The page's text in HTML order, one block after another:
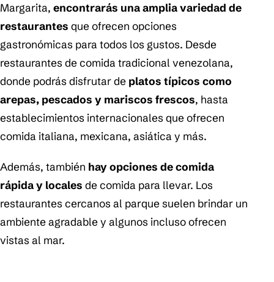
Margarita, encontrarás una amplia variedad de
restaurantes que ofrecen opciones
gastronómicas para todos los gustos. Desde
restaurantes de comida tradicional venezolana,
donde podrás disfrutar de platos típicos como
arepas, pescados y mariscos frescos, hasta
establecimientos internacionales que ofrecen
comida italiana, mexicana, asiática y más.
Además, también hay opciones de comida
rápida y locales de comida para llevar. Los
restaurantes cercanos al parque suelen brindar un
ambiente agradable y algunos incluso ofrecen
vistas al mar.